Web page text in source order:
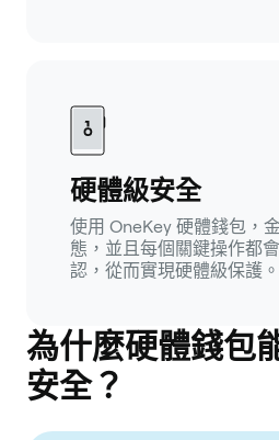
硬體級安全
使用 OneKey 硬體錢包，
態，並且每個關鍵操作都
認，從而實現硬體級保護。
為什麼硬體錢包
安全？